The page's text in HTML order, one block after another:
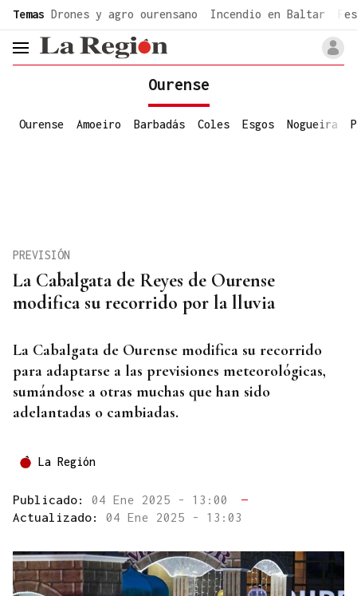
Temas Drones y agro ourensano Incendio en Baltar
header.menu.open
Ourense
Ourense Amoeiro Barbadás Coles Esgos Nogueira
La Cabalgata de Reyes de Ourense
modifica su recorrido por la lluvia
PREVISIÓN
La Cabalgata de Ourense modifica su recorrido
para adaptarse a las previsiones meteorológicas,
sumándose a otras muchas que han sido
adelantadas o cambiadas.
La Región
Publicado: 04 Ene 2025 - 13:00
—
Actualizado: 04 Ene 2025 - 13:03